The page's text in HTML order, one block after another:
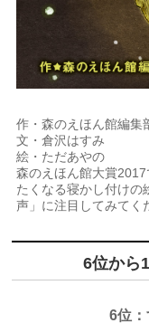
作・森のえほん館編集
文・倉沢はすみ
絵・ただあやの
森のえほん館大賞
たくなる寝かし付けの
声」に注目してみてく
6位から
6位：